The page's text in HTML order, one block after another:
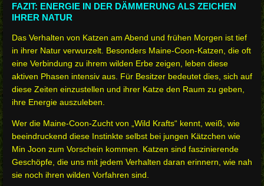
FAZIT: ENERGIE IN DER DÄMMERUNG ALS ZEICHEN
IHRER NATUR
Das Verhalten von Katzen am Abend und frühen Morgen ist tief
in ihrer Natur verwurzelt. Besonders Maine-Coon-Katzen, die oft
eine Verbindung zu ihrem wilden Erbe zeigen, leben diese
aktiven Phasen intensiv aus. Für Besitzer bedeutet dies, sich auf
diese Zeiten einzustellen und ihrer Katze den Raum zu geben,
ihre Energie auszuleben.
Wer die Maine-Coon-Zucht von „Wild Krafts“ kennt, weiß, wie
beeindruckend diese Instinkte selbst bei jungen Kätzchen wie
Min Joon zum Vorschein kommen. Katzen sind faszinierende
Geschöpfe, die uns mit jedem Verhalten daran erinnern, wie nah
sie noch ihren wilden Vorfahren sind.